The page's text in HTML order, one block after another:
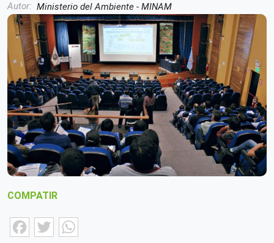
Autor Ministerio del Ambiente - MINAM
COMPATIR
Facebook
Twitter